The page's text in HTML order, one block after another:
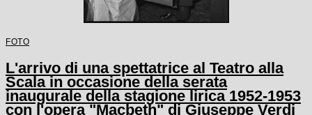
FOTO
L'arrivo di una spettatrice al Teatro alla
Scala in occasione della serata
inaugurale della stagione lirica 1952-1953
con l'opera "Macbeth" di Giuseppe Verdi